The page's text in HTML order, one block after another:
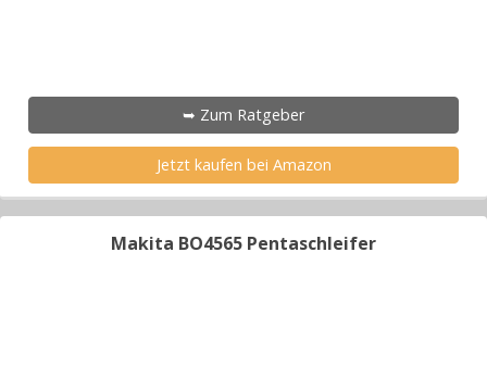
➥ Zum Ratgeber
Jetzt kaufen bei Amazon
Makita BO4565 Pentaschleifer